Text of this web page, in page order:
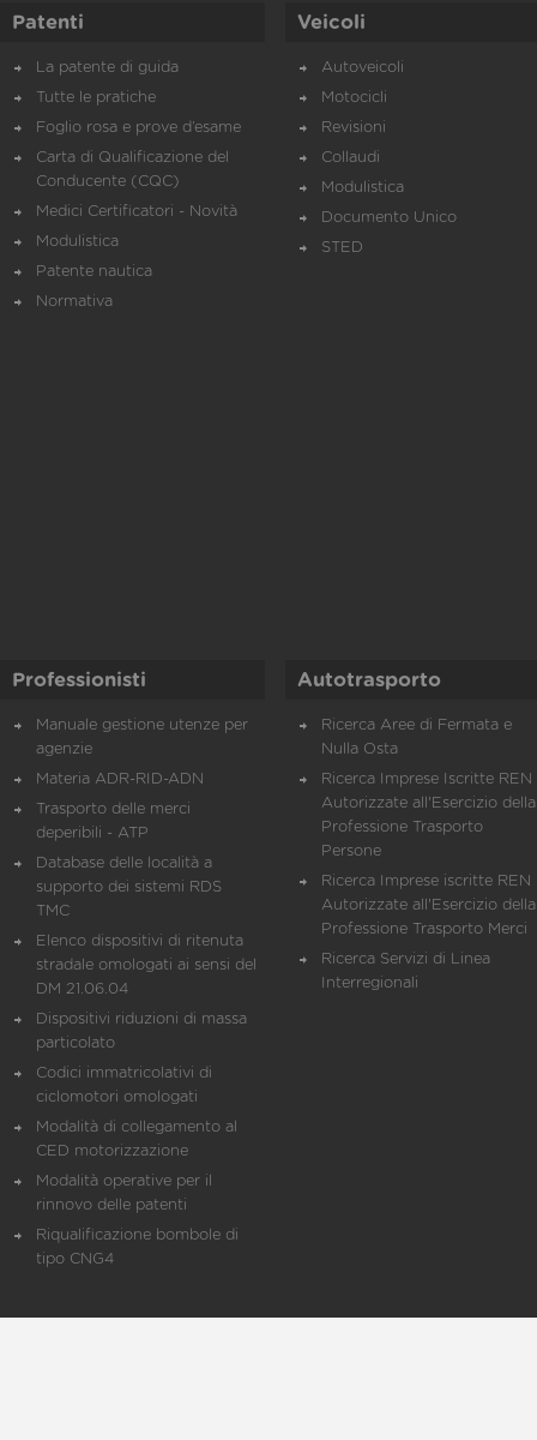
Patenti
La patente di guida
Tutte le pratiche
Foglio rosa e prove d’esame
Carta di Qualificazione del
Conducente (CQC)
Medici Certificatori - Novità
Modulistica
Patente nautica
Normativa
Veicoli
Autoveicoli
Motocicli
Revisioni
Collaudi
Modulistica
Documento Unico
STED
Professionisti
Manuale gestione utenze per
agenzie
Materia ADR-RID-ADN
Trasporto delle merci
deperibili - ATP
Database delle località a
supporto dei sistemi RDS
TMC
Elenco dispositivi di ritenuta
stradale omologati ai sensi del
DM 21.06.04
Dispositivi riduzioni di massa
particolato
Codici immatricolativi di
ciclomotori omologati
Modalità di collegamento al
CED motorizzazione
Modalità operative per il
rinnovo delle patenti
Riqualificazione bombole di
tipo CNG4
Autotrasporto
Ricerca Aree di Fermata e
Nulla Osta
Ricerca Imprese Iscritte REN
Autorizzate all'Esercizio della
Professione Trasporto
Persone
Ricerca Imprese iscritte REN
Autorizzate all'Esercizio della
Professione Trasporto Merci
Ricerca Servizi di Linea
Interregionali